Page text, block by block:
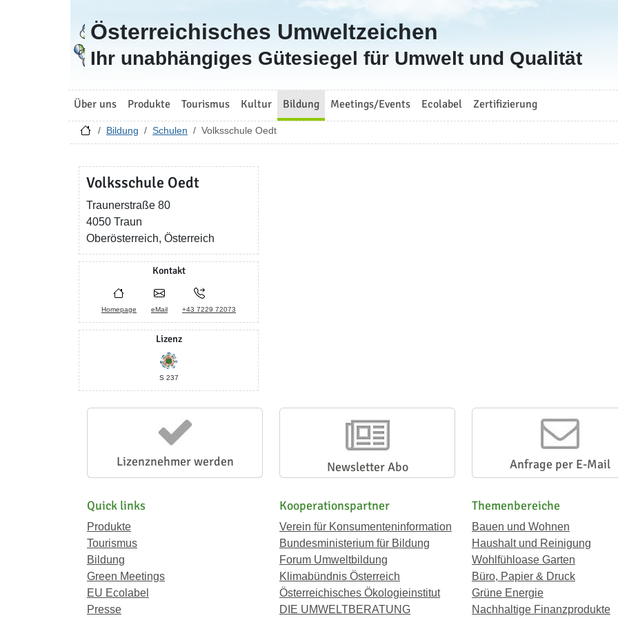
Zur Startseite
Österreichisches Umweltzeichen
Ihr unabhängiges Gütesiegel für Umwelt und Qualität
Über uns Produkte Tourismus Kultur Bildung Meetings/Events Ecolabel Zertifizierung
Bildung Schulen Volksschule Oedt
Volksschule Oedt
Traunerstraße 80
4050 Traun
Oberösterreich, Österreich
Kontakt
Homepage eMail +43 7229 72073
Lizenz
S 237
Lizenznehmer werden Newsletter Abo Anfrage per E-Mail
Quick links
Produkte
Tourismus
Bildung
Green Meetings
EU Ecolabel
Presse
Kooperationspartner
Verein für Konsumenteninformation
Bundesministerium für Bildung
Forum Umweltbildung
Klimabündnis Österreich
Österreichisches Ökologieinstitut
DIE UMWELTBERATUNG
Themenbereiche
Bauen und Wohnen
Haushalt und Reinigung
Wohlfühloase Garten
Büro, Papier & Druck
Grüne Energie
Nachhaltige Finanzprodukte